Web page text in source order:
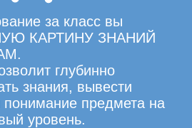
за класс вы
КАРТИНУ ЗНАНИЙ
глубинно
знания, вывести
понимание предмета на
уровень.